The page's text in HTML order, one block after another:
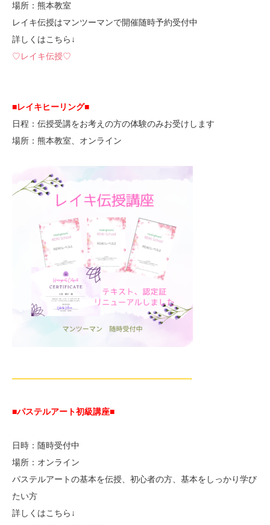
場所：熊本教室
レイキ伝授はマンツーマンで開催随時予約受付中
詳しくはこちら↓
♡レイキ伝授♡
■レイキヒーリング■
日程：伝授受講をお考えの方の体験のみお受けします
場所：熊本教室、オンライン
—————————————————————-
■パステルアート初級講座■
日時：随時受付中
場所：オンライン
パステルアートの基本を伝授、初心者の方、基本をしっかり学び
たい方
詳しくはこちら↓